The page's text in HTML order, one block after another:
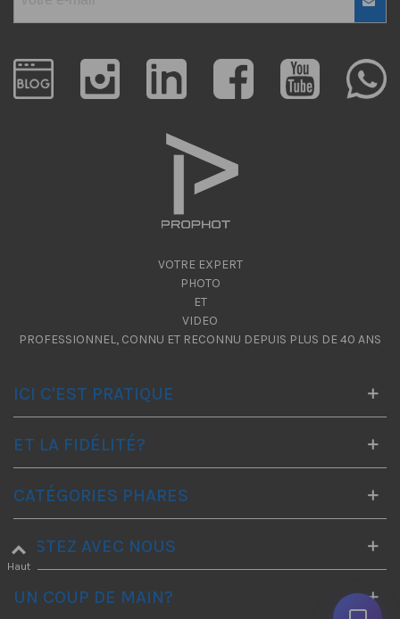
VOTRE EXPERT
PHOTO
ET
VIDEO
PROFESSIONNEL, CONNU ET RECONNU DEPUIS PLUS DE 40 ANS
ICI C'EST PRATIQUE
ET LA FIDÉLITÉ?
CATÉGORIES PHARES
RESTEZ AVEC NOUS
UN COUP DE MAIN?
Haut